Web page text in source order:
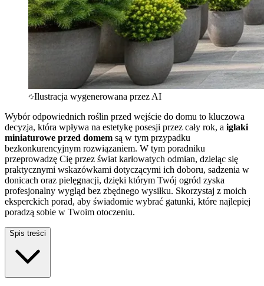
Ilustracja wygenerowana przez AI
Wybór odpowiednich roślin przed wejście do domu to kluczowa
decyzja, która wpływa na estetykę posesji przez cały rok, a iglaki
miniaturowe przed domem są w tym przypadku
bezkonkurencyjnym rozwiązaniem. W tym poradniku
przeprowadzę Cię przez świat karłowatych odmian, dzieląc się
praktycznymi wskazówkami dotyczącymi ich doboru, sadzenia w
donicach oraz pielęgnacji, dzięki którym Twój ogród zyska
profesjonalny wygląd bez zbędnego wysiłku. Skorzystaj z moich
eksperckich porad, aby świadomie wybrać gatunki, które najlepiej
poradzą sobie w Twoim otoczeniu.
Spis treści